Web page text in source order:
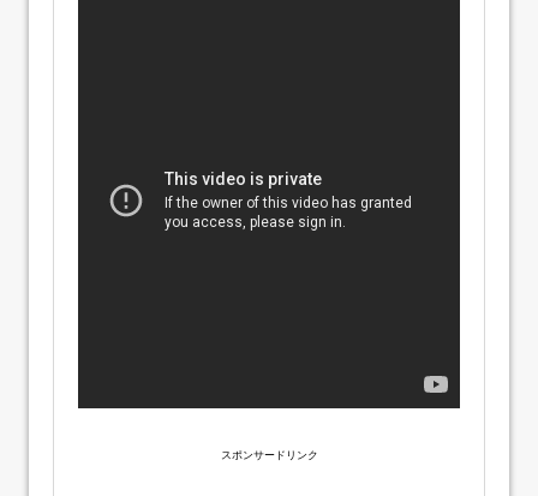
スポンサードリンク